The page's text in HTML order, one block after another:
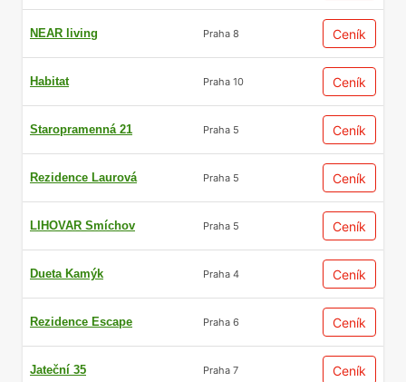
NEAR living Praha 8 Ceník
Habitat Praha 10 Ceník
Staropramenná 21 Praha 5 Ceník
Rezidence Laurová Praha 5 Ceník
LIHOVAR Smíchov Praha 5 Ceník
Dueta Kamýk Praha 4 Ceník
Rezidence Escape Praha 6 Ceník
Jateční 35 Praha 7 Ceník